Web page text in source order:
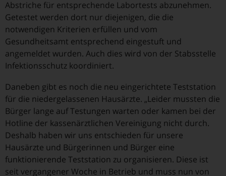
Abstriche für entsprechende Labortests abzunehmen.
Getestet werden dort nur diejenigen, die die
notwendigen Kriterien erfüllen und vom
Gesundheitsamt entsprechend eingestuft und
angemeldet wurden. Auch dies wird von der Stabsstelle
Infektionsschutz koordiniert.
Daneben gibt es noch die neu eingerichtete Teststation
für die niedergelassenen Hausärzte. „Leider mussten die
Bürger lange auf Testungen warten oder kamen bei der
Hotline der kassenärztlichen Vereinigung nicht durch.
Deshalb haben wir uns entschieden für unsere
Hausärzte und Bürgerinnen und Bürger eine
funktionierende Teststation zu organisieren. Diese ist
seit vergangener Woche in Betrieb und muss nun von